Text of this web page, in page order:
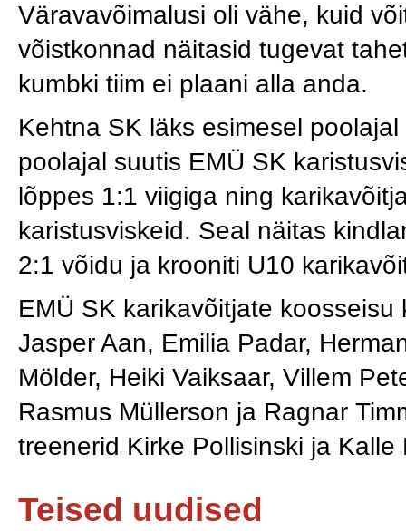
Väravavõimalusi oli vähe, kuid
võistkonnad näitasid tugevat
kumbki tiim ei plaani alla anda.
Kehtna SK läks esimesel
poolajal suutis EMÜ SK
lõppes 1:1 viigiga ning
karistusviskeid. Seal näitas
2:1 võidu ja krooniti U10
EMÜ SK karikavõitjate
Jasper Aan, Emilia Padar,
Mölder, Heiki Vaiksaar, Villem
Rasmus Müllerson ja Ragnar
treenerid Kirke Pollisinski ja Kalle
Teised uudised